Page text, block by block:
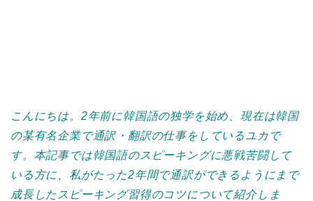
こんにちは。2年前に韓国語の独学を始め、現在は韓国
の某有名企業で通訳・翻訳の仕事をしているユカで
す。本記事では韓国語のスピーキングに悪戦苦闘して
いる方に、私がたった2年間で通訳ができるようにまで
成長したスピーキング習得のコツについて紹介しま